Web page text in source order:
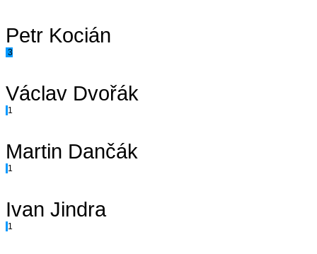
Petr Kocián
3
Václav Dvořák
1
Martin Dančák
1
Ivan Jindra
1